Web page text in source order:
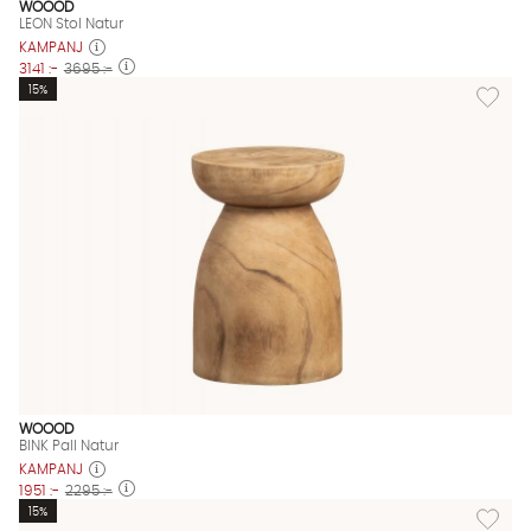
WOOOD
LEON Stol Natur
KAMPANJ
3141 :- 3695 :-
Lägg
15%
WOOOD
BINK Pall Natur
KAMPANJ
1951 :- 2295 :-
Lägg
15%